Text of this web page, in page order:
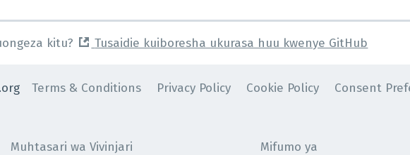
kitu? Tusaidie kuiboresha ukurasa huu kwenye GitHub
Terms & Conditions Privacy Policy Cookie Policy Consent
Muhtasari wa Vivinjari
Mifumo ya